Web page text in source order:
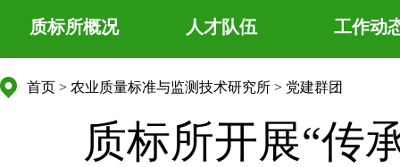
质标所概况 人才队伍 工作动
首页 > 农业质量标准与监测技术研究所 > 党建群团
质标所开展“传